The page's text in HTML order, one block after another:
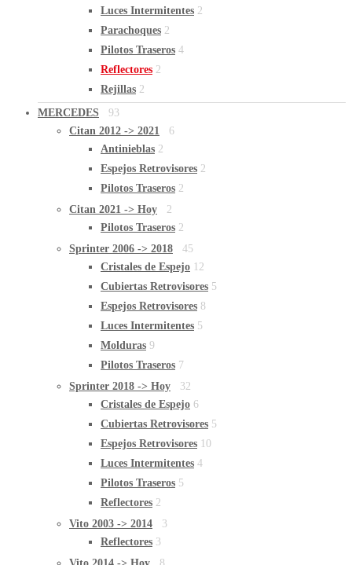
Luces Intermitentes 2
Parachoques 2
Pilotos Traseros 4
Reflectores 2
Rejillas 2
MERCEDES
93
Citan 2012 -> 2021
6
Antinieblas 2
Espejos Retrovisores 2
Pilotos Traseros 2
Citan 2021 -> Hoy
2
Pilotos Traseros 2
Sprinter 2006 -> 2018
45
Cristales de Espejo 12
Cubiertas Retrovisores 5
Espejos Retrovisores 8
Luces Intermitentes 5
Molduras 9
Pilotos Traseros 7
Sprinter 2018 -> Hoy
32
Cristales de Espejo 6
Cubiertas Retrovisores 5
Espejos Retrovisores 10
Luces Intermitentes 4
Pilotos Traseros 5
Reflectores 2
Vito 2003 -> 2014
3
Reflectores 3